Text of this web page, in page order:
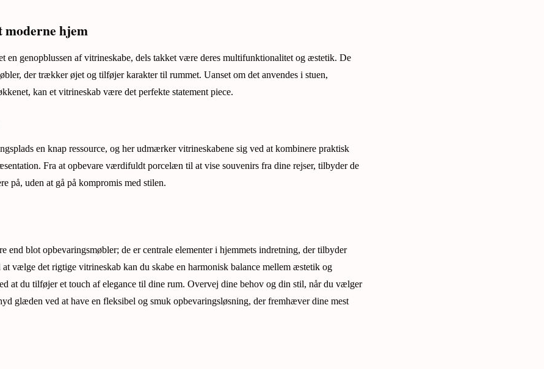
hjem
en genopblussen af vitrineskabe, dels takket være deres multifunktionalitet og æstetik. De
der trækker øjet og tilføjer karakter til rummet. Uanset om det anvendes i stuen,
kan et vitrineskab være det perfekte statement piece.
en knap ressource, og her udmærker vitrineskabene sig ved at kombinere praktisk
Fra at opbevare værdifuldt porcelæn til at vise souvenirs fra dine rejser, tilbyder de
på, uden at gå på kompromis med stilen.
end blot opbevaringsmøbler; de er centrale elementer i hjemmets indretning, der tilbyder
vælge det rigtige vitrineskab kan du skabe en harmonisk balance mellem æstetik og
at du tilføjer et touch af elegance til dine rum. Overvej dine behov og din stil, når du vælger
glæden ved at have en fleksibel og smuk opbevaringsløsning, der fremhæver dine mest